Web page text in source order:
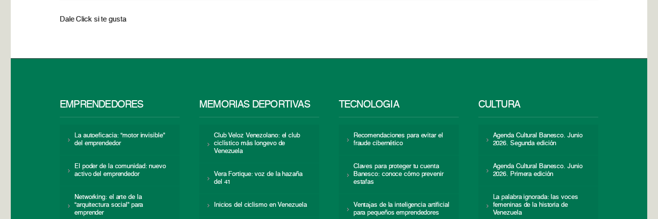
Dale Click si te gusta
EMPRENDEDORES
La autoeficacia: “motor invisible”
del emprendedor
El poder de la comunidad: nuevo
activo del emprendedor
Networking: el arte de la
“arquitectura social” para
emprender
MEMORIAS DEPORTIVAS
Club Veloz Venezolano: el club
ciclístico más longevo de
Venezuela
Vera Fortique: voz de la hazaña
del 41
Inicios del ciclismo en Venezuela
TECNOLOGÍA
Recomendaciones para evitar el
fraude cibernético
Claves para proteger tu cuenta
Banesco: conoce cómo prevenir
estafas
Ventajas de la inteligencia artificial
para pequeños emprendedores
CULTURA
Agenda Cultural Banesco. Junio
2026. Segunda edición
Agenda Cultural Banesco. Junio
2026. Primera edición
La palabra ignorada: las voces
femeninas de la historia de
Venezuela